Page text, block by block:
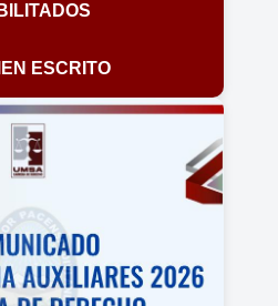
ESCRITO